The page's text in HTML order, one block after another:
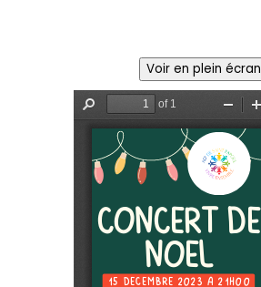
Voir en plein écran